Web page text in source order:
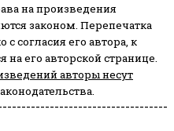
на произведения
законом. Перепечатка
согласия его автора, к
его авторской странице.
авторы несут